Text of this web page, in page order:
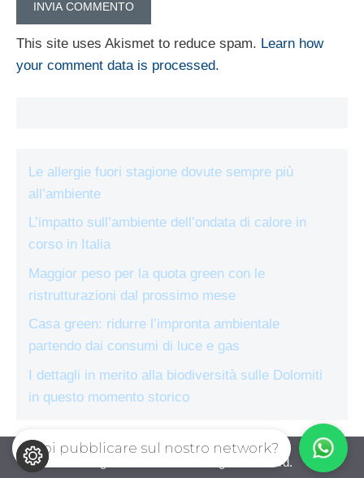
This site uses Akismet to reduce spam. Learn how
your comment data is processed.
Le allergie fuori stagione dovute sempre più
all’ambiente
L’impatto sull’ambiente dell’ondata di calore in
corso in Italia
Maggior peso per la quota green con le
ristrutturazioni dal prossimo mese
Casa green: ridurre l’impronta ambientale
partendo dai consumi di luce e gas
I dettagli in merito alla biodiversità sulle Dolomiti
in questo momento storico
ecologiae.com © 2026. All right reserverd.
Vuoi pubblicare sul nostro network?